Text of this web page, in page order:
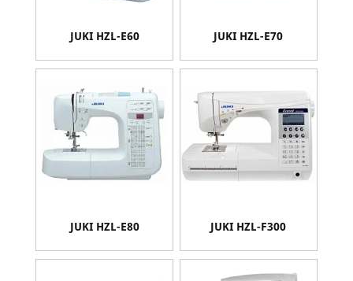
JUKI HZL-E60 JUKI HZL-E70
JUKI HZL-E80 JUKI HZL-F300